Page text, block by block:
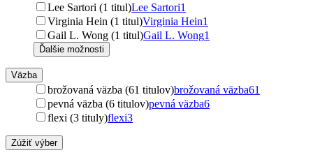
Lee Sartori (1 titul)Lee Sartori1
Virginia Hein (1 titul)Virginia Hein1
Gail L. Wong (1 titul)Gail L. Wong1
Ďalšie možnosti
Väzba
brožovaná väzba (61 titulov)brožovaná väzba61
pevná väzba (6 titulov)pevná väzba6
flexi (3 tituly)flexi3
Zúžiť výber